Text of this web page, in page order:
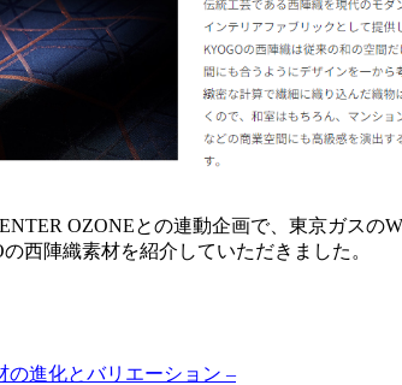
OZONEとの連動企画で、東京ガスの
西陣織素材を紹介していただきました。
の進化とバリエーション –